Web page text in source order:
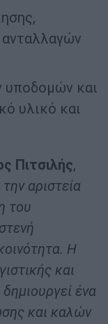
ανταλλαγών
υποδομών και
υλικό και
Πιτσιλής,
αριστεία
του
Η
και
ένα
και καλών